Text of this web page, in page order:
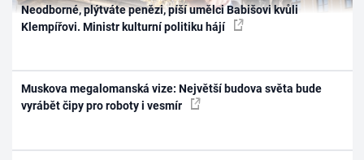
Neodborné, plýtváte penězi, píší umělci Babišovi kvůli
Klempířovi. Ministr kulturní politiku hájí
Muskova megalomanská vize: Největší budova světa bude
vyrábět čipy pro roboty i vesmír